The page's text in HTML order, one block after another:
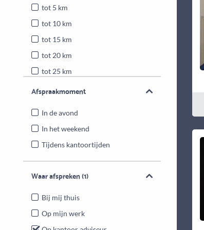
tot 5 km
tot 10 km
tot 15 km
tot 20 km
tot 25 km
Heel Nederland
Afspraakmoment
In de avond
In het weekend
Tijdens kantoortijden
Waar afspreken(1)
Bij mij thuis
Op mijn werk